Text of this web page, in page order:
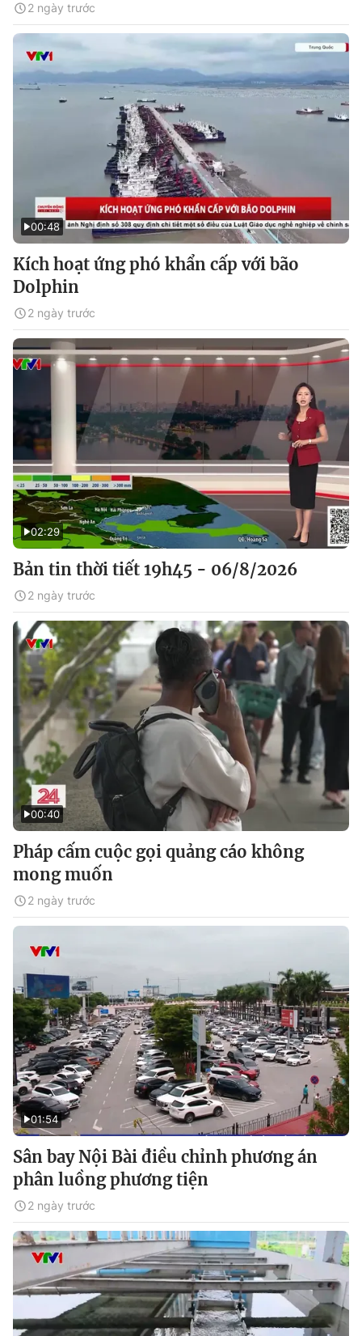
2 ngày trước
00:48
Kích hoạt ứng phó khẩn cấp với bão
Dolphin
2 ngày trước
02:29
Bản tin thời tiết 19h45 - 06/8/2026
2 ngày trước
00:40
Pháp cấm cuộc gọi quảng cáo không
mong muốn
2 ngày trước
01:54
Sân bay Nội Bài điều chỉnh phương án
phân luồng phương tiện
2 ngày trước